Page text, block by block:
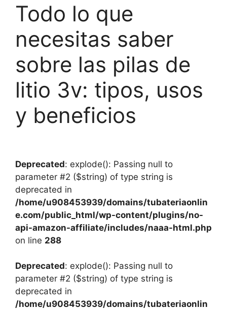
Todo lo que
necesitas saber
sobre las pilas de
litio 3v: tipos, usos
y beneficios
Deprecated: explode(): Passing null to
parameter #2 ($string) of type string is
deprecated in
/home/u908453939/domains/tubateriaonlin
e.com/public_html/wp-content/plugins/no-
api-amazon-affiliate/includes/naaa-html.php
on line 288
Deprecated: explode(): Passing null to
parameter #2 ($string) of type string is
deprecated in
/home/u908453939/domains/tubateriaonlin